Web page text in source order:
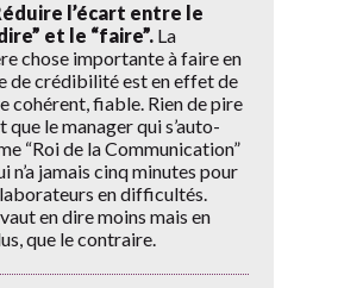
l’écart entre le
et le “faire”. La
chose importante à faire en
de crédibilité est en effet de
cohérent, fiable. Rien de pire
que le manager qui s’auto-
“Roi de la Communication”
n’a jamais cinq minutes pour
en difficultés.
en dire moins mais en
que le contraire.